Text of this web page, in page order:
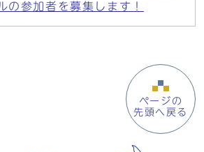
の参加者を募集します！
ページの
先頭へ戻る